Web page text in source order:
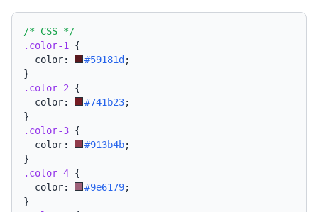
/* CSS */
.color-1
{
  color:
#59181d ;
}
.color-2 {
  color:
#741b23;
}
.color-3 {
  color:
#913b4b;
}
.color-4 {
  color:
#9e6179;
}